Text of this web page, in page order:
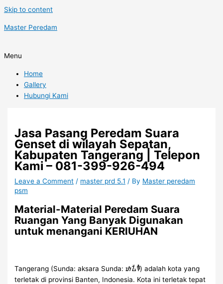
Skip to content
Master Peredam
Menu
Home
Gallery
Hubungi Kami
Jasa Pasang Peredam Suara
Genset di wilayah Sepatan,
Kabupaten Tangerang | Telepon
Kami – 081-399-926-494
Leave a Comment / master prd 5.1 / By Master peredam
psm
Material-Material Peredam Suara
Ruangan Yang Banyak Digunakan
untuk menangani KERIUHAN
Tangerang (Sunda: aksara Sunda: ᮒᮍᮨᮛᮀ) adalah kota yang
terletak di provinsi Banten, Indonesia. Kota ini terletak tepat